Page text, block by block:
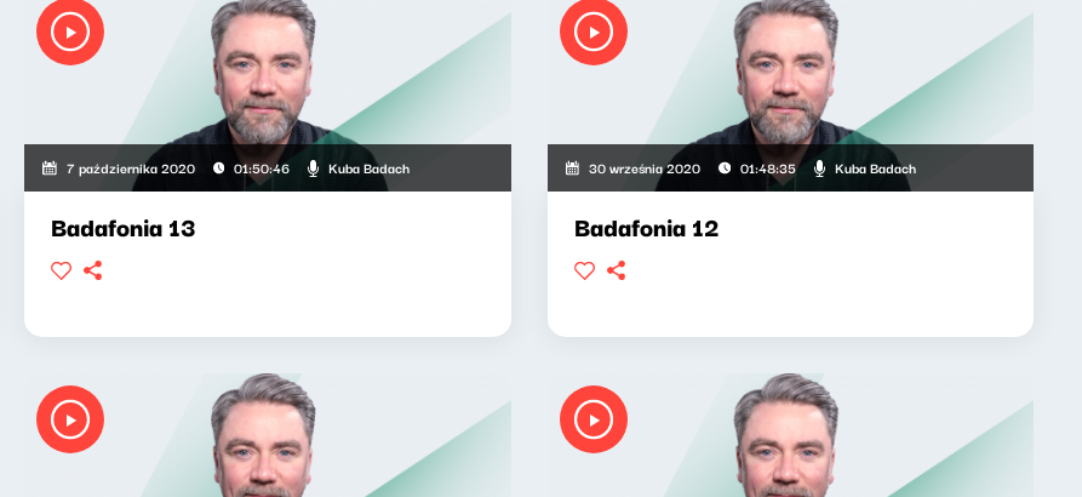
7 października 2020 01:50:46 Kuba Badach
Badafonia 13
30 września 2020 01:48:35 Kuba Badach
Badafonia 12